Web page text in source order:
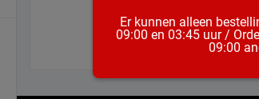
Er kunnen alleen
09:00 en 03:45 uur /
09:00